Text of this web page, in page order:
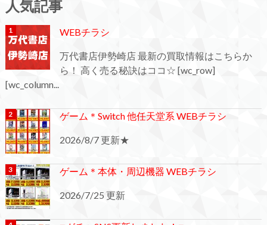
人気記事
WEBチラシ
万代書店伊勢崎店 最新の買取情報はこちらか
ら！ 高く売る秘訣はココ☆ [wc_row]
[wc_column...
ゲーム＊Switch 他任天堂系 WEBチラシ
2026/8/7 更新★
ゲーム＊本体・周辺機器 WEBチラシ
2026/7/25 更新